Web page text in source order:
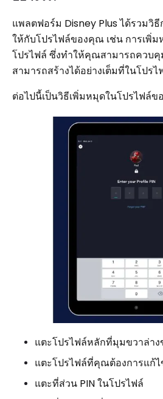
แพลตฟอร์ม Disney Plus ได้รวมวิธี
ให้กับโปรไฟล์ของคุณ เช่น การเพิ่ม
โปรไฟล์ ซึ่งทำให้คุณสามารถควบ
สามารถสร้างได้อย่างเต็มที่ในโปร
ต่อไปนี้เป็นวิธีเพิ่มหมุดในโปรไฟล์
แตะโปรไฟล์หลักที่มุมขวาล่า
แตะโปรไฟล์ที่คุณต้องการแก้
แตะที่ส่วน PIN ในโปรไฟล์